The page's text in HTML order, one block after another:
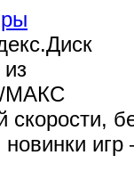
МАКС
скорости,